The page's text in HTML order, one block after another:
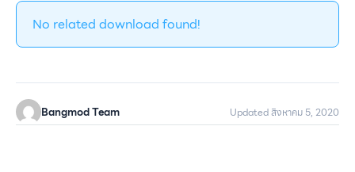
No related download found!
Bangmod Team Updated สิงหาคม 5, 2020